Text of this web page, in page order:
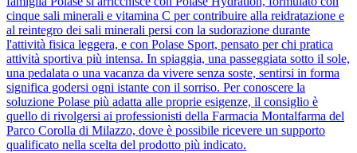
cinque sali minerali e vitamina C per contribuire alla reidratazione e
al reintegro dei sali minerali persi con la sudorazione durante
l'attività fisica leggera, e con Polase Sport, pensato per chi pratica
attività sportiva più intensa. In spiaggia, una passeggiata sotto il sole,
una pedalata o una vacanza da vivere senza soste, sentirsi in forma
significa godersi ogni istante con il sorriso. Per conoscere la
soluzione Polase più adatta alle proprie esigenze, il consiglio è
quello di rivolgersi ai professionisti della Farmacia Montalfarma del
Parco Corolla di Milazzo, dove è possibile ricevere un supporto
qualificato nella scelta del prodotto più indicato.